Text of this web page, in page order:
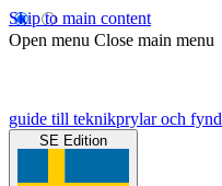
Skip to main content
Open menu Close main menu
guide till teknikprylar och fynd
SE Edition